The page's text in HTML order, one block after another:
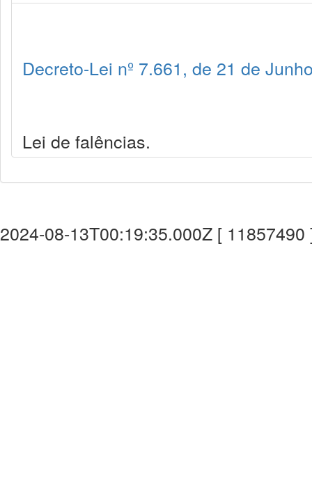
Decreto-Lei nº 7.661, de 21 de
Lei de falências.
2024-08-13T00:19:35.000Z [ 11857490